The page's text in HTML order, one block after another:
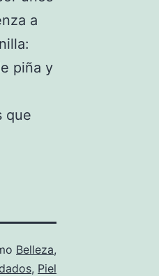
a
piña y
que
Belleza,
, Piel